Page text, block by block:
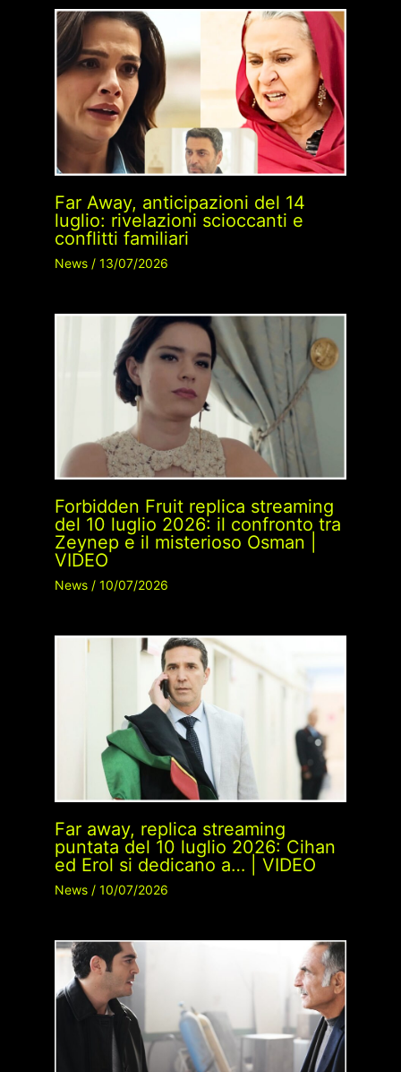
Far Away, anticipazioni del 14
luglio: rivelazioni scioccanti e
conflitti familiari
News/ 13/07/2026
Forbidden Fruit replica streaming
del 10 luglio 2026: il confronto tra
Zeynep e il misterioso Osman |
VIDEO
News/ 10/07/2026
Far away, replica streaming
puntata del 10 luglio 2026: Cihan
ed Erol si dedicano a… | VIDEO
News/ 10/07/2026